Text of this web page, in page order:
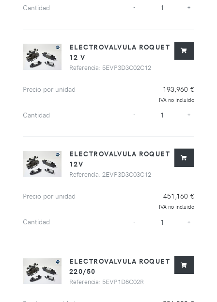
Cantidad - +
ELECTROVALVULA ROQUET
12 V
Referencia: 5EVP3D3C02C12
Precio por unidad 193,960 €
IVA no incluido
Cantidad - +
ELECTROVALVULA ROQUET
12V
Referencia: 2EVP3D3C03C12
Precio por unidad 451,160 €
IVA no incluido
Cantidad - +
ELECTROVALVULA ROQUET
220/50
Referencia: 5EVP1D8C02R